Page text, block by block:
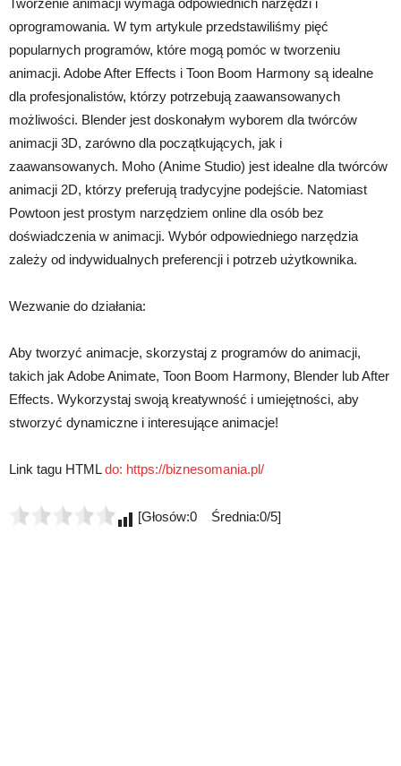
oprogramowania. W tym artykule przedstawiliśmy pięć
popularnych programów, które mogą pomóc w tworzeniu
animacji. Adobe After Effects i Toon Boom Harmony są idealne
dla profesjonalistów, którzy potrzebują zaawansowanych
możliwości. Blender jest doskonałym wyborem dla twórców
animacji 3D, zarówno dla początkujących, jak i
zaawansowanych. Moho (Anime Studio) jest idealne dla twórców
animacji 2D, którzy preferują tradycyjne podejście. Natomiast
Powtoon jest prostym narzędziem online dla osób bez
doświadczenia w animacji. Wybór odpowiedniego narzędzia
zależy od indywidualnych preferencji i potrzeb użytkownika.
Wezwanie do działania:
Aby tworzyć animacje, skorzystaj z programów do animacji,
takich jak Adobe Animate, Toon Boom Harmony, Blender lub After
Effects. Wykorzystaj swoją kreatywność i umiejętności, aby
stworzyć dynamiczne i interesujące animacje!
Link tagu HTMLdo: https://biznesomania.pl/
[Głosów:0 Średnia:0/5]